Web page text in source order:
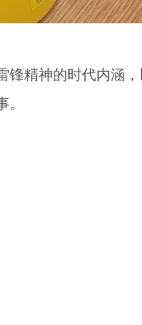
神的时代内涵，